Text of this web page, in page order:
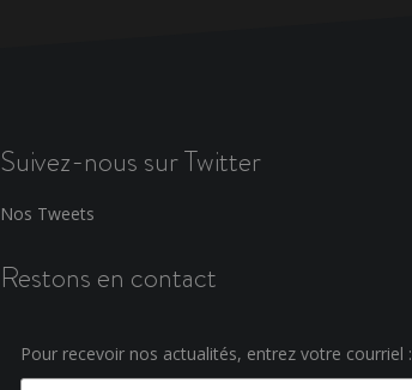
Suivez-nous sur Twitter
Nos Tweets
Restons en contact
Pour recevoir nos actualités, entrez votre courriel :